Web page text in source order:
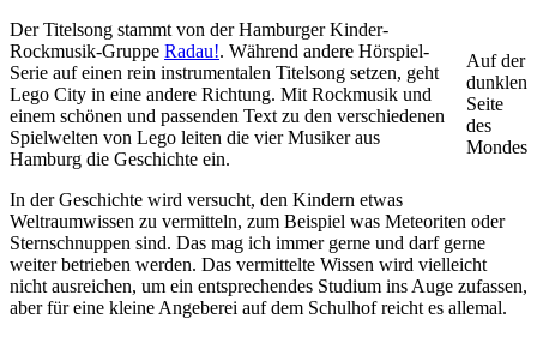
Auf der
dunklen
Seite
des
Mondes
Der Titelsong stammt von der Hamburger Kinder-
Rockmusik-Gruppe Radau!. Während andere Hörspiel-
Serie auf einen rein instrumentalen Titelsong setzen, geht
Lego City in eine andere Richtung. Mit Rockmusik und
einem schönen und passenden Text zu den verschiedenen
Spielwelten von Lego leiten die vier Musiker aus
Hamburg die Geschichte ein.
In der Geschichte wird versucht, den Kindern etwas
Weltraumwissen zu vermitteln, zum Beispiel was Meteoriten oder
Sternschnuppen sind. Das mag ich immer gerne und darf gerne
weiter betrieben werden. Das vermittelte Wissen wird vielleicht
nicht ausreichen, um ein entsprechendes Studium ins Auge zufassen,
aber für eine kleine Angeberei auf dem Schulhof reicht es allemal.